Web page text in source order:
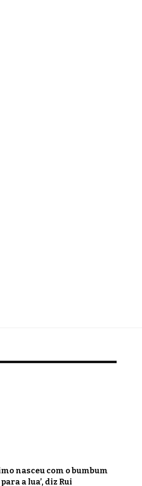
nasceu com o bumbum
a lua’, diz Rui